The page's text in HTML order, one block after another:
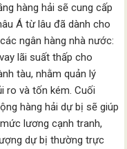
hàng hải sẽ cung cấp
Á từ lâu đã dành cho
ngân hàng nhà nước:
lãi suất thấp cho
tàu, nhằm quản lý
ro và tốn kém. Cuối
hàng hải dự bị sẽ giúp
lương cạnh tranh,
dự bị thường trực